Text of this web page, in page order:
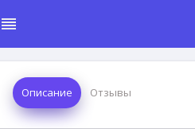
reorder
Описание Отзывы